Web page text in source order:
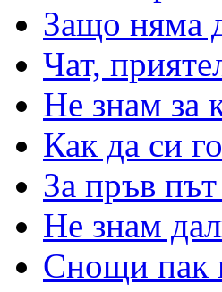
Защо няма
Чат,
Не знам за
Как да си
За пръв
Не знам
Снощи пак